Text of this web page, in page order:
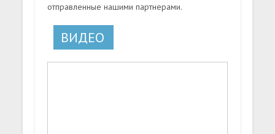
отправленные нашими партнерами.
ВИДЕО